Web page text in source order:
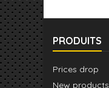
PRODUITS
Prices drop
New products